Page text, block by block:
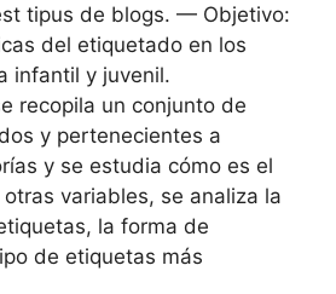
tipus de blogs. — Objetivo:
del etiquetado en los
infantil y juvenil.
recopila un conjunto de
y pertenecientes a
y se estudia cómo es el
variables, se analiza la
la forma de
de etiquetas más